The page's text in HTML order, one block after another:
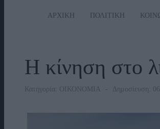
ΑΡΧΙΚΗ ΠΟΛΙΤΙΚΗ
Η κίνηση στο
Κατηγορία: ΟΙΚΟΝΟΜΙΑ Δημοσίευση: